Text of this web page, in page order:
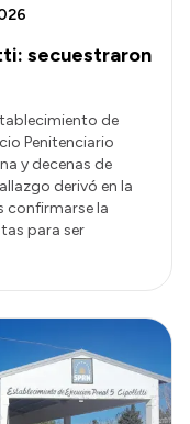
secuestraron
de
Penitenciario
y decenas de
derivó en la
confirmarse la
para ser